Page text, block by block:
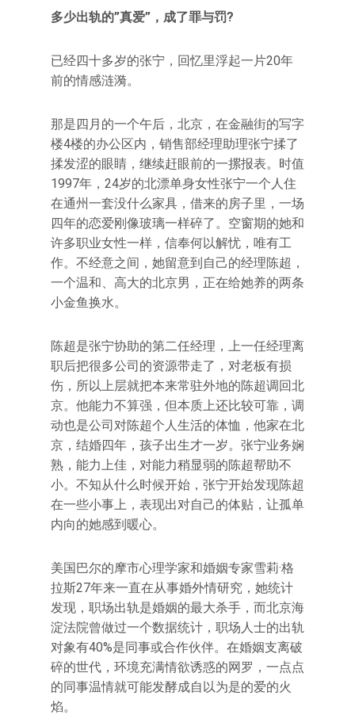
多少出轨的”真爱”，成了罪与罚?
已经四十多岁的张宁，回忆里浮起一片20年
前的情感涟漪。
那是四月的一个午后，北京，在金融街的写字
楼4楼的办公区内，销售部经理助理张宁揉了
揉发涩的眼睛，继续赶眼前的一摞报表。时值
1997年，24岁的北漂单身女性张宁一个人住
在通州一套没什么家具，借来的房子里，一场
四年的恋爱刚像玻璃一样碎了。空窗期的她和
许多职业女性一样，信奉何以解忧，唯有工
作。不经意之间，她留意到自己的经理陈超，
一个温和、高大的北京男，正在给她养的两条
小金鱼换水。
陈超是张宁协助的第二任经理，上一任经理离
职后把很多公司的资源带走了，对老板有损
伤，所以上层就把本来常驻外地的陈超调回北
京。他能力不算强，但本质上还比较可靠，调
动也是公司对陈超个人生活的体恤，他家在北
京，结婚四年，孩子出生才一岁。张宁业务娴
熟，能力上佳，对能力稍显弱的陈超帮助不
小。不知从什么时候开始，张宁开始发现陈超
在一些小事上，表现出对自己的体贴，让孤单
内向的她感到暖心。
美国巴尔的摩市心理学家和婚姻专家雪莉·格
拉斯27年来一直在从事婚外情研究，她统计
发现，职场出轨是婚姻的最大杀手，而北京海
淀法院曾做过一个数据统计，职场人士的出轨
对象有40%是同事或合作伙伴。在婚姻支离破
碎的世代，环境充满情欲诱惑的网罗，一点点
的同事温情就可能发酵成自以为是的爱的火
焰。